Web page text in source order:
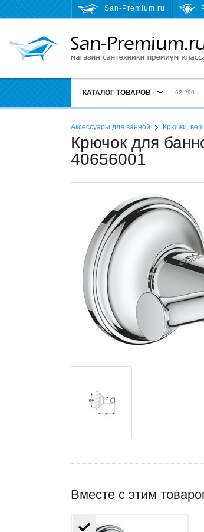
San-Premium.ru
КАТАЛОГ ТОВАРОВ 62 299
Аксессуары для ванной Крючки,
Крючок для
40656001
Вместе с этим